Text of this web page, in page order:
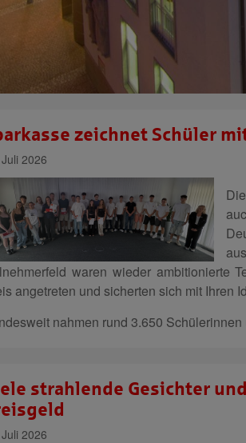
zeichnet Schüler
2026
waren wieder ambitionierte
angetreten und sicherten sich mit Ihren
nahmen rund 3.650
strahlende Gesichter
2026